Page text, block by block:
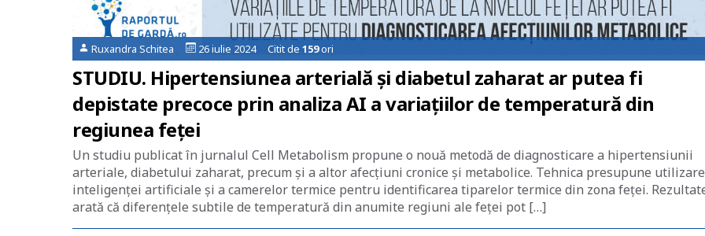
Ruxandra Schitea 26 iulie 2024 Citit de 159ori
STUDIU. Hipertensiunea arterială și diabetul zaharat ar putea fi
depistate precoce prin analiza AI a variațiilor de temperatură din
regiunea feței
Un studiu publicat în jurnalul Cell Metabolism propune o nouă metodă de diagnosticare a hipertensiunii
arteriale, diabetului zaharat, precum și a altor afecțiuni cronice și metabolice. Tehnica presupune
inteligenței artificiale și a camerelor termice pentru identificarea tiparelor termice din zona feței.
arată că diferențele subtile de temperatură din anumite regiuni ale feței pot […]